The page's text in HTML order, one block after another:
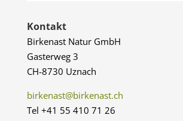
Kontakt
Birkenast Natur GmbH
Gasterweg 3
CH-8730 Uznach
birkenast@birkenast.ch
Tel +41 55 410 71 26